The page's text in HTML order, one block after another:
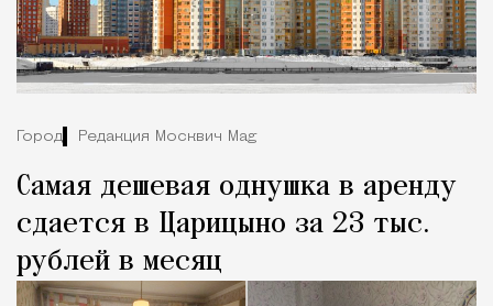
Город Редакция Москвич Mag
Самая дешевая однушка в аренду
сдается в Царицыно за 23 тыс.
рублей в месяц